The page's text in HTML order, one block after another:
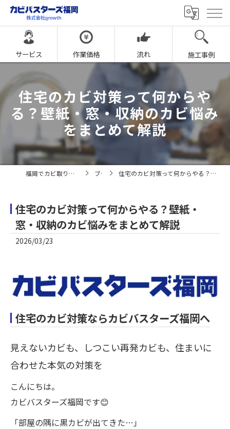
サービス 作業価格 流れ 施工事例
住宅のカビ対策って何からや
る？壁紙・窓・収納のカビ悩み
をまとめて解説
福岡でカビ取りならカビバスターズ福岡 ブログ 住宅のカビ対策って何からやる？壁紙・窓・収納のカビ悩みをまとめて解説
住宅のカビ対策って何からやる？壁紙・
窓・収納のカビ悩みをまとめて解説
2026/03/23
住宅のカビ対策ならカビバスターズ福岡へ
見えないカビも、しつこい再発カビも、住まいに
合わせた本気の対策を
こんにちは。
カビバスターズ福岡です😊
「部屋の隅に黒カビが出てきた…」